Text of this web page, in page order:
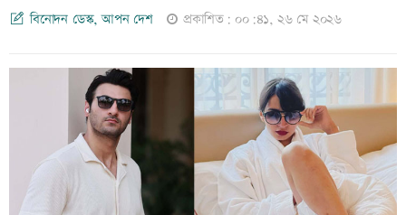
বিনোদন ডেস্ক, আপন দেশ প্রকাশিত: ০০:৪১, ২৬ মে ২০২৬